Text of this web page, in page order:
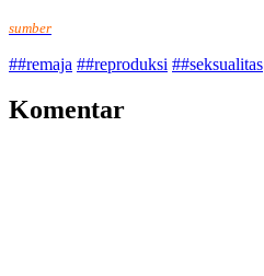
sumber
##remaja ##reproduksi ##seksualitas
Komentar